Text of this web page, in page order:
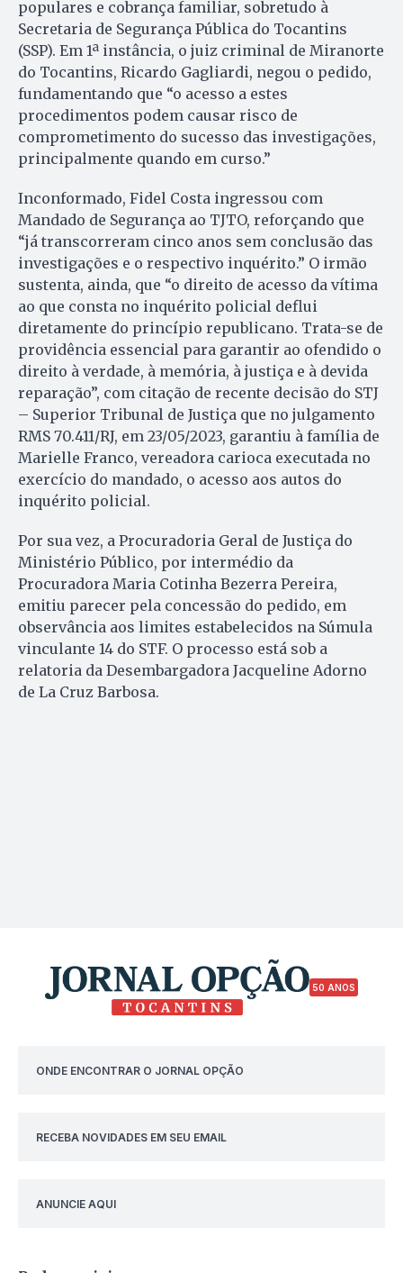
populares e cobrança familiar, sobretudo à
Secretaria de Segurança Pública do Tocantins
(SSP). Em 1ª instância, o juiz criminal de Miranorte
do Tocantins, Ricardo Gagliardi, negou o pedido,
fundamentando que “o acesso a estes
procedimentos podem causar risco de
comprometimento do sucesso das investigações,
principalmente quando em curso.”
Inconformado, Fidel Costa ingressou com
Mandado de Segurança ao TJTO, reforçando que
“já transcorreram cinco anos sem conclusão das
investigações e o respectivo inquérito.” O irmão
sustenta, ainda, que “o direito de acesso da vítima
ao que consta no inquérito policial deflui
diretamente do princípio republicano. Trata-se de
providência essencial para garantir ao ofendido o
direito à verdade, à memória, à justiça e à devida
reparação”, com citação de recente decisão do STJ
– Superior Tribunal de Justiça que no julgamento
RMS 70.411/RJ, em 23/05/2023, garantiu à família de
Marielle Franco, vereadora carioca executada no
exercício do mandado, o acesso aos autos do
inquérito policial.
Por sua vez, a Procuradoria Geral de Justiça do
Ministério Público, por intermédio da
Procuradora Maria Cotinha Bezerra Pereira,
emitiu parecer pela concessão do pedido, em
observância aos limites estabelecidos na Súmula
vinculante 14 do STF. O processo está sob a
relatoria da Desembargadora Jacqueline Adorno
de La Cruz Barbosa.
50 ANOS
ONDE ENCONTRAR O JORNAL OPÇÃO
RECEBA NOVIDADES EM SEU EMAIL
ANUNCIE AQUI